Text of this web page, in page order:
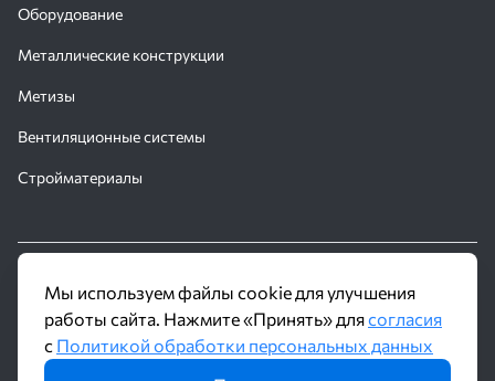
Оборудование
Металлические конструкции
Метизы
Вентиляционные системы
Стройматериалы
© 2016 - 2026 Производственное объединение «Трубное
Решение»
Политика обработки персональных данных
Мы используем файлы cookie для улучшения
работы сайта. Нажмите «Принять» длясогласия
с Политикой обработки персональных данных